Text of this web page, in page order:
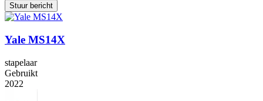
Stuur bericht
Yale MS14X
stapelaar
Gebruikt
2022